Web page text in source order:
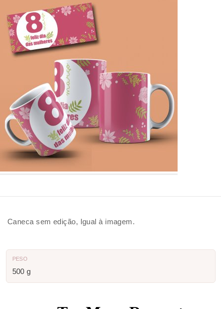
Caneca sem edição, Igual à imagem.
PESO
500 g